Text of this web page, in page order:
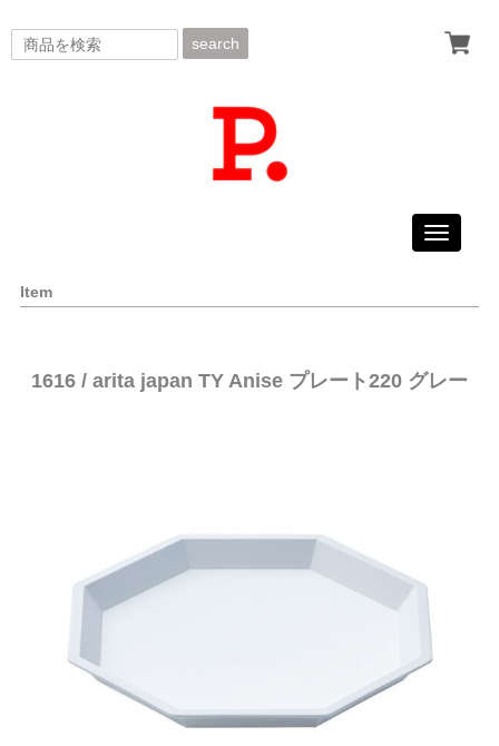
search
Toggle
Item
1616 / arita japan TY Anise プレート220 グレー